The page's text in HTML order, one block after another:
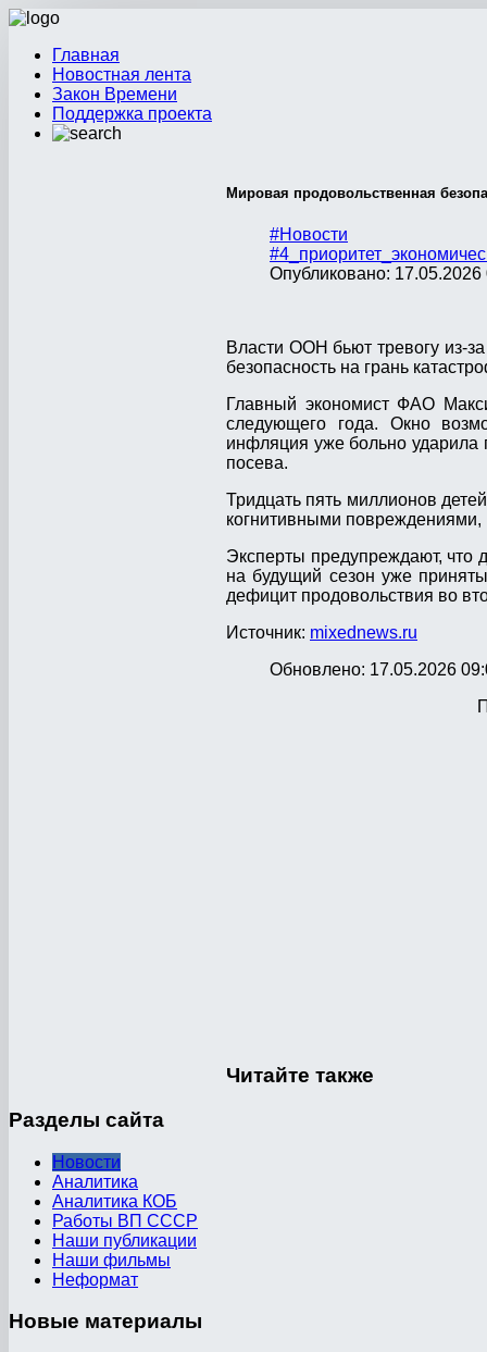
Главная
Новостная лента
Закон Времени
Поддержка проекта
Мировая продовольственная
#Новости
Опубликовано: 17.05.2026
Власти ООН бьют тревогу из-
безопасность на грань
Главный экономист ФАО
следующего года. Окно
инфляция уже больно ударила
посева.
Тридцать пять миллионов
когнитивными
Эксперты предупреждают, что
на будущий сезон уже
дефицит продовольствия во
Источник: mixednews.ru
Обновлено: 17.05.2026
Читайте также
Разделы сайта
Новости
Аналитика
Аналитика КОБ
Работы ВП СССР
Наши публикации
Наши фильмы
Неформат
Новые материалы